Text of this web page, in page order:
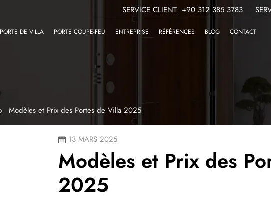
SERVICE CLIENT: +90 312 385 3783
PORTE DE VILLA PORTE COUPE-FEU ENTREPRISE RÉFÉRENCES BLOG CONTACT
Modèles et Prix des Portes de Villa 2025
13 MARS 2025
Modèles et Prix des
2025